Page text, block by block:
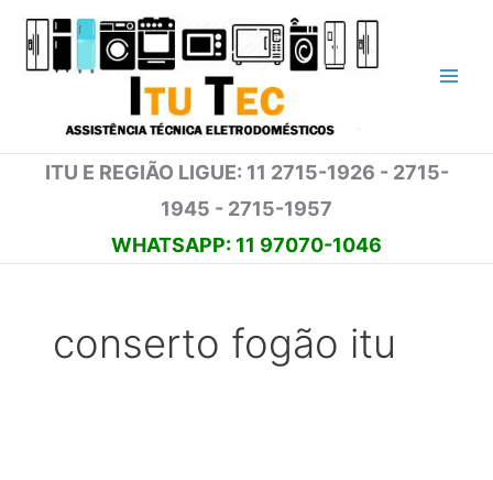
para
ITU E REGIÃO LIGUE: 11 2715-1926 - 2715-
1945 - 2715-1957
WHATSAPP: 11 97070-1046
conserto fogão itu